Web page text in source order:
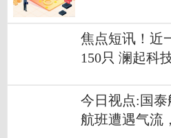
焦点短讯！近
150只 澜起科
今日视点:国
航班遭遇气流